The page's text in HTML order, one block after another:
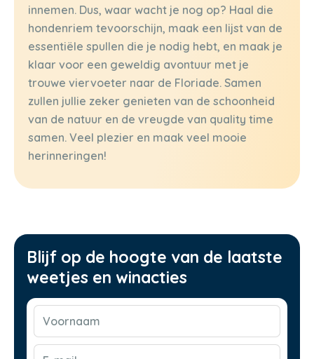
innemen. Dus, waar wacht je nog op? Haal die
hondenriem tevoorschijn, maak een lijst van de
essentiële spullen die je nodig hebt, en maak je
klaar voor een geweldig avontuur met je
trouwe viervoeter naar de Floriade. Samen
zullen jullie zeker genieten van de schoonheid
van de natuur en de vreugde van quality time
samen. Veel plezier en maak veel mooie
herinneringen!
Blijf op de hoogte van de laatste
weetjes en winacties
Voornaam
E-